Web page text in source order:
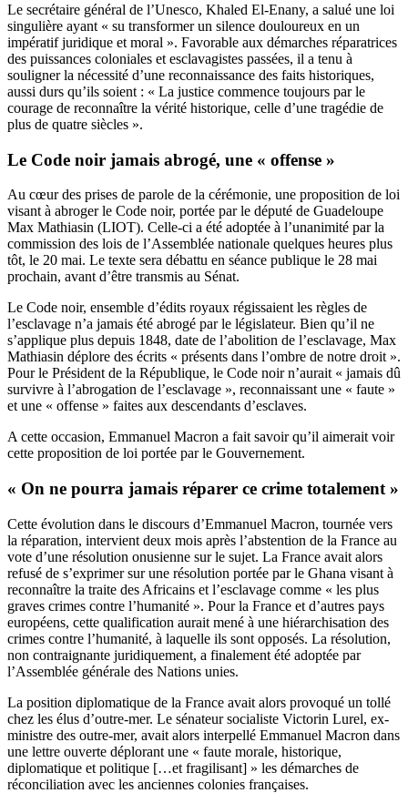
Le secrétaire général de l’Unesco, Khaled El-Enany, a salué une loi
singulière ayant « su transformer un silence douloureux en un
impératif juridique et moral ». Favorable aux démarches réparatrices
des puissances coloniales et esclavagistes passées, il a tenu à
souligner la nécessité d’une reconnaissance des faits historiques,
aussi durs qu’ils soient : « La justice commence toujours par le
courage de reconnaître la vérité historique, celle d’une tragédie de
plus de quatre siècles ».
Le Code noir jamais abrogé, une « offense »
Au cœur des prises de parole de la cérémonie, une proposition de loi
visant à abroger le Code noir, portée par le député de Guadeloupe
Max Mathiasin (LIOT). Celle-ci a été adoptée à l’unanimité par la
commission des lois de l’Assemblée nationale quelques heures plus
tôt, le 20 mai. Le texte sera débattu en séance publique le 28 mai
prochain, avant d’être transmis au Sénat.
Le Code noir, ensemble d’édits royaux régissaient les règles de
l’esclavage n’a jamais été abrogé par le législateur. Bien qu’il ne
s’applique plus depuis 1848, date de l’abolition de l’esclavage, Max
Mathiasin déplore des écrits « présents dans l’ombre de notre droit ».
Pour le Président de la République, le Code noir n’aurait « jamais dû
survivre à l’abrogation de l’esclavage », reconnaissant une « faute »
et une « offense » faites aux descendants d’esclaves.
A cette occasion, Emmanuel Macron a fait savoir qu’il aimerait voir
cette proposition de loi portée par le Gouvernement.
« On ne pourra jamais réparer ce crime totalement »
Cette évolution dans le discours d’Emmanuel Macron, tournée vers
la réparation, intervient deux mois après l’abstention de la France au
vote d’une résolution onusienne sur le sujet. La France avait alors
refusé de s’exprimer sur une résolution portée par le Ghana visant à
reconnaître la traite des Africains et l’esclavage comme « les plus
graves crimes contre l’humanité ». Pour la France et d’autres pays
européens, cette qualification aurait mené à une hiérarchisation des
crimes contre l’humanité, à laquelle ils sont opposés. La résolution,
non contraignante juridiquement, a finalement été adoptée par
l’Assemblée générale des Nations unies.
La position diplomatique de la France avait alors provoqué un tollé
chez les élus d’outre-mer. Le sénateur socialiste Victorin Lurel, ex-
ministre des outre-mer, avait alors interpellé Emmanuel Macron dans
une lettre ouverte déplorant une « faute morale, historique,
diplomatique et politique […et fragilisant] » les démarches de
réconciliation avec les anciennes colonies françaises.